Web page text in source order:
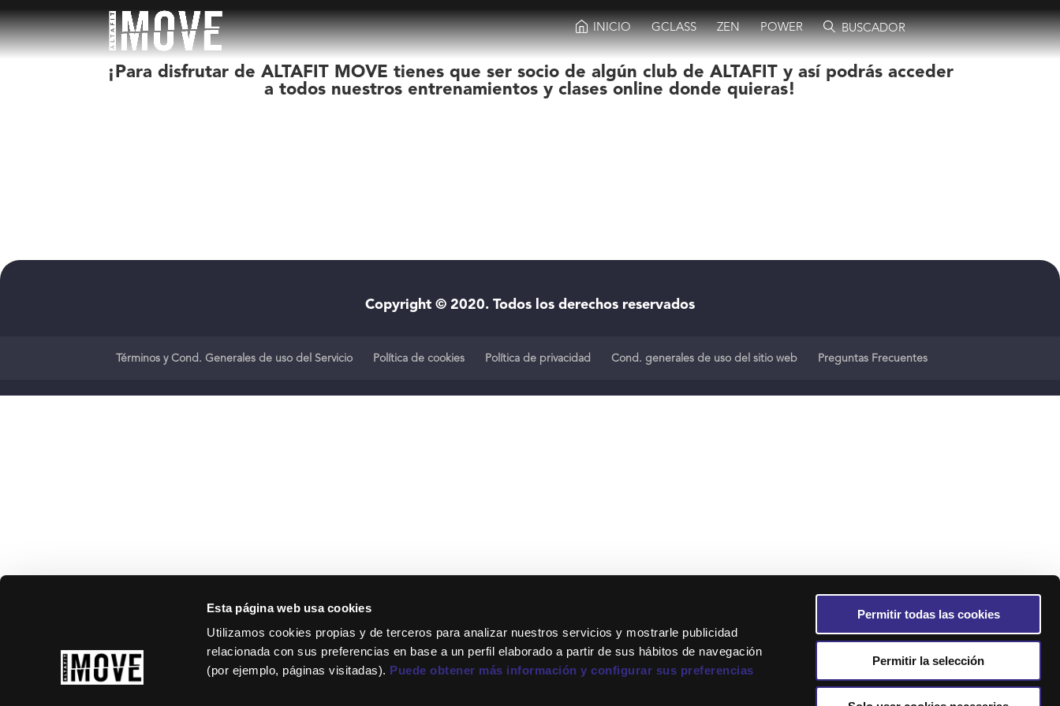
Esta página web usa cookies
Utilizamos cookies propias y de terceros para analizar nuestros servicios y mostrarle publicidad
relacionada con sus preferencias en base a un perfil elaborado a partir de sus hábitos de navegación
(por ejemplo, páginas visitadas). Puede obtener más información y configurar sus preferencias
Permitir todas las cookies
Permitir la selección
INICIO GCLASS ZEN POWER BUSCADOR
¡Para disfrutar de ALTAFIT MOVE tienes que ser socio de algún club de ALTAFIT y así podrás acceder
a todos nuestros entrenamientos y clases online donde quieras!
Copyright © 2020. Todos los derechos reservados
Términos y Cond. Generales de uso del Servicio Política de cookies Política de privacidad Cond. generales de uso del sitio web Preguntas Frecuentes